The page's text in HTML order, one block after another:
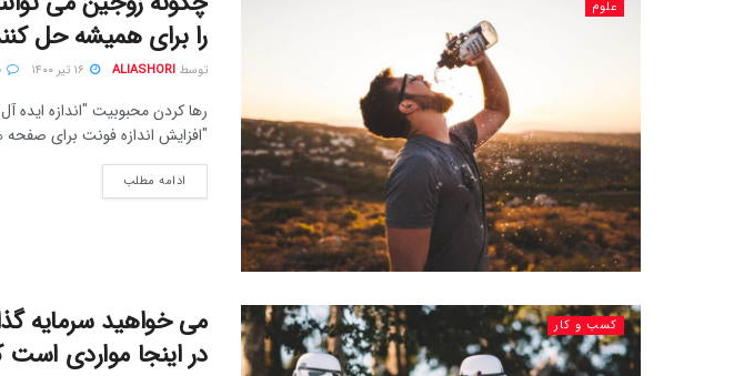
علوم
را برای همیشه حل
توسط ALIASHORI
رها کردن محبوبیت "اندازه ایده
"افزایش اندازه فونت برای
ادامه مطلب
کسب و کار
می خواهید سرمایه
در اینجا مواردی است